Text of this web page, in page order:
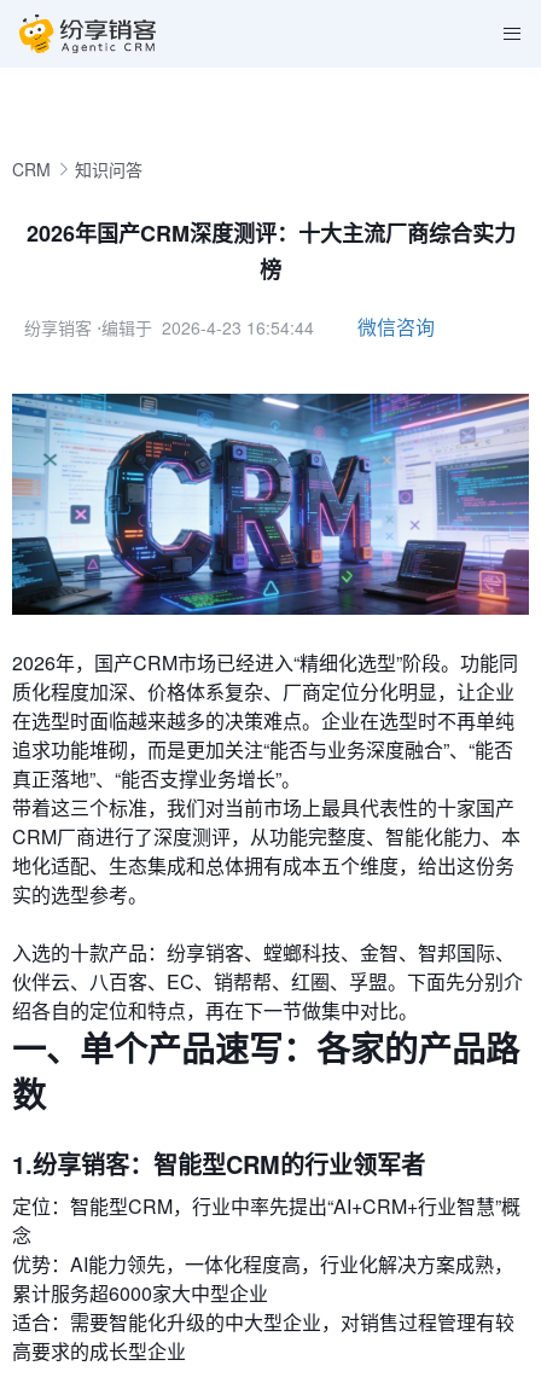
CRM 知识问答
2026年国产CRM深度测评：十大主流厂商综合实力
榜
纷享销客 ⋅编辑于 2026-4-23 16:54:44 微信咨询
2026年，国产CRM市场已经进入“精细化选型”阶段。功能同
质化程度加深、价格体系复杂、厂商定位分化明显，让企业
在选型时面临越来越多的决策难点。企业在选型时不再单纯
追求功能堆砌，而是更加关注“能否与业务深度融合”、“能否
真正落地”、“能否支撑业务增长”。
带着这三个标准，我们对当前市场上最具代表性的十家国产
CRM厂商进行了深度测评，从功能完整度、智能化能力、本
地化适配、生态集成和总体拥有成本五个维度，给出这份务
实的选型参考。
入选的十款产品：纷享销客、螳螂科技、金智、智邦国际、
伙伴云、八百客、EC、销帮帮、红圈、孚盟。下面先分别介
绍各自的定位和特点，再在下一节做集中对比。
一、单个产品速写：各家的产品路
数
1.纷享销客：智能型CRM的行业领军者
定位：智能型CRM，行业中率先提出“AI+CRM+行业智慧”概
念
优势：AI能力领先，一体化程度高，行业化解决方案成熟，
累计服务超6000家大中型企业
适合：需要智能化升级的中大型企业，对销售过程管理有较
高要求的成长型企业